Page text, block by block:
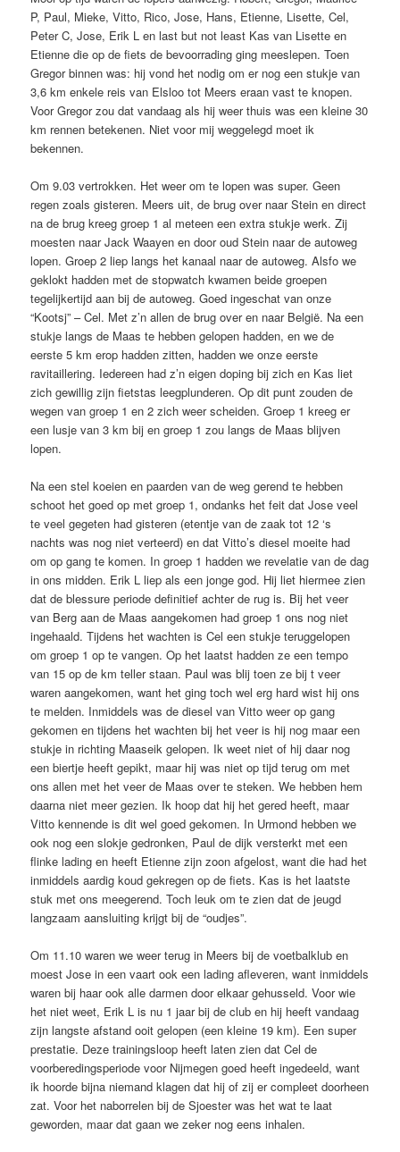
P, Paul, Mieke, Vitto, Rico, Jose, Hans, Etienne, Lisette, Cel,
Peter C, Jose, Erik L en last but not least Kas van Lisette en
Etienne die op de fiets de bevoorrading ging meeslepen. Toen
Gregor binnen was: hij vond het nodig om er nog een stukje van
3,6 km enkele reis van Elsloo tot Meers eraan vast te knopen.
Voor Gregor zou dat vandaag als hij weer thuis was een kleine 30
km rennen betekenen. Niet voor mij weggelegd moet ik
bekennen.
Om 9.03 vertrokken. Het weer om te lopen was super. Geen
regen zoals gisteren. Meers uit, de brug over naar Stein en direct
na de brug kreeg groep 1 al meteen een extra stukje werk. Zij
moesten naar Jack Waayen en door oud Stein naar de autoweg
lopen. Groep 2 liep langs het kanaal naar de autoweg. Alsfo we
geklokt hadden met de stopwatch kwamen beide groepen
tegelijkertijd aan bij de autoweg. Goed ingeschat van onze
“Kootsj” – Cel. Met z’n allen de brug over en naar België. Na een
stukje langs de Maas te hebben gelopen hadden, en we de
eerste 5 km erop hadden zitten, hadden we onze eerste
ravitaillering. Iedereen had z’n eigen doping bij zich en Kas liet
zich gewillig zijn fietstas leegplunderen. Op dit punt zouden de
wegen van groep 1 en 2 zich weer scheiden. Groep 1 kreeg er
een lusje van 3 km bij en groep 1 zou langs de Maas blijven
lopen.
Na een stel koeien en paarden van de weg gerend te hebben
schoot het goed op met groep 1, ondanks het feit dat Jose veel
te veel gegeten had gisteren (etentje van de zaak tot 12 ‘s
nachts was nog niet verteerd) en dat Vitto’s diesel moeite had
om op gang te komen. In groep 1 hadden we revelatie van de dag
in ons midden. Erik L liep als een jonge god. Hij liet hiermee zien
dat de blessure periode definitief achter de rug is. Bij het veer
van Berg aan de Maas aangekomen had groep 1 ons nog niet
ingehaald. Tijdens het wachten is Cel een stukje teruggelopen
om groep 1 op te vangen. Op het laatst hadden ze een tempo
van 15 op de km teller staan. Paul was blij toen ze bij t veer
waren aangekomen, want het ging toch wel erg hard wist hij ons
te melden. Inmiddels was de diesel van Vitto weer op gang
gekomen en tijdens het wachten bij het veer is hij nog maar een
stukje in richting Maaseik gelopen. Ik weet niet of hij daar nog
een biertje heeft gepikt, maar hij was niet op tijd terug om met
ons allen met het veer de Maas over te steken. We hebben hem
daarna niet meer gezien. Ik hoop dat hij het gered heeft, maar
Vitto kennende is dit wel goed gekomen. In Urmond hebben we
ook nog een slokje gedronken, Paul de dijk versterkt met een
flinke lading en heeft Etienne zijn zoon afgelost, want die had het
inmiddels aardig koud gekregen op de fiets. Kas is het laatste
stuk met ons meegerend. Toch leuk om te zien dat de jeugd
langzaam aansluiting krijgt bij de “oudjes”.
Om 11.10 waren we weer terug in Meers bij de voetbalklub en
moest Jose in een vaart ook een lading afleveren, want inmiddels
waren bij haar ook alle darmen door elkaar gehusseld. Voor wie
het niet weet, Erik L is nu 1 jaar bij de club en hij heeft vandaag
zijn langste afstand ooit gelopen (een kleine 19 km). Een super
prestatie. Deze trainingsloop heeft laten zien dat Cel de
voorberedingsperiode voor Nijmegen goed heeft ingedeeld, want
ik hoorde bijna niemand klagen dat hij of zij er compleet doorheen
zat. Voor het naborrelen bij de Sjoester was het wat te laat
geworden, maar dat gaan we zeker nog eens inhalen.